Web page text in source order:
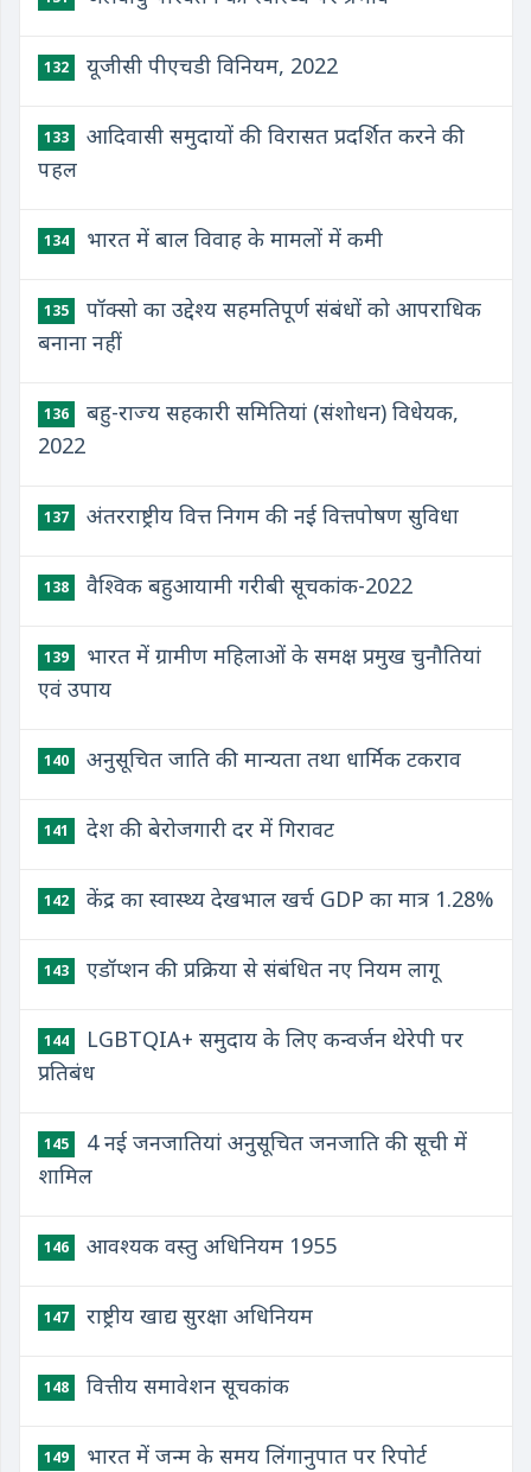
132 यूजीसी पीएचडी विनियम, 2022
133
आदिवासी समुदायों की विरासत प्रदर्शित करने की
पहल
134 भारत में बाल विवाह के मामलों में कमी
135
पॉक्सो का उद्देश्य सहमतिपूर्ण संबंधों को आपराधिक
बनाना नहीं
136
बहु-राज्य सहकारी समितियां (संशोधन) विधेयक,
2022
137 अंतरराष्ट्रीय वित्त निगम की नई वित्तपोषण सुविधा
138 वैश्विक बहुआयामी गरीबी सूचकांक-2022
139
भारत में ग्रामीण महिलाओं के समक्ष प्रमुख चुनौतियां
एवं उपाय
140 अनुसूचित जाति की मान्यता तथा धार्मिक टकराव
141 देश की बेरोजगारी दर में गिरावट
142 केंद्र का स्वास्थ्य देखभाल खर्च GDP का मात्र 1.28%
143 एडॉप्शन की प्रक्रिया से संबंधित नए नियम लागू
144
LGBTQIA+ समुदाय के लिए कन्वर्जन थेरेपी पर
प्रतिबंध
145
4 नई जनजातियां अनुसूचित जनजाति की सूची में
शामिल
146 आवश्यक वस्तु अधिनियम 1955
147 राष्ट्रीय खाद्य सुरक्षा अधिनियम
148 वित्तीय समावेशन सूचकांक
149 भारत में जन्म के समय लिंगानुपात पर रिपोर्ट